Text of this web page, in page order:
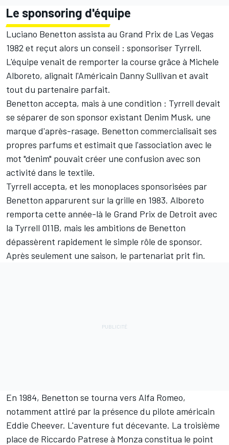
Le sponsoring d'équipe
Luciano Benetton assista au Grand Prix de Las Vegas
1982 et reçut alors un conseil : sponsoriser Tyrrell.
L'équipe venait de remporter la course grâce à Michele
Alboreto, alignait l'Américain Danny Sullivan et avait
tout du partenaire parfait.
Benetton accepta, mais à une condition : Tyrrell devait
se séparer de son sponsor existant Denim Musk, une
marque d'après-rasage. Benetton commercialisait ses
propres parfums et estimait que l'association avec le
mot "denim" pouvait créer une confusion avec son
activité dans le textile.
Tyrrell accepta, et les monoplaces sponsorisées par
Benetton apparurent sur la grille en 1983. Alboreto
remporta cette année-là le Grand Prix de Detroit avec
la Tyrrell 011B, mais les ambitions de Benetton
dépassèrent rapidement le simple rôle de sponsor.
Après seulement une saison, le partenariat prit fin.
En 1984, Benetton se tourna vers Alfa Romeo,
notamment attiré par la présence du pilote américain
Eddie Cheever. L'aventure fut décevante. La troisième
place de Riccardo Patrese à Monza constitua le point